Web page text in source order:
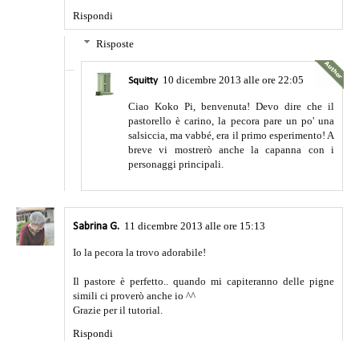
Rispondi
Risposte
Squitty 10 dicembre 2013 alle ore 22:05
Ciao Koko Pi, benvenuta! Devo dire che il
pastorello è carino, la pecora pare un po' una
salsiccia, ma vabbé, era il primo esperimento! A
breve vi mostrerò anche la capanna con i
personaggi principali.
Sabrina G. 11 dicembre 2013 alle ore 15:13
Io la pecora la trovo adorabile!
Il pastore è perfetto.. quando mi capiteranno delle pigne
simili ci proverò anche io ^^
Grazie per il tutorial.
Rispondi